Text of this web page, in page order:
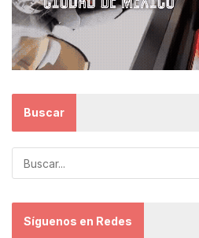
Buscar
Síguenos en Redes